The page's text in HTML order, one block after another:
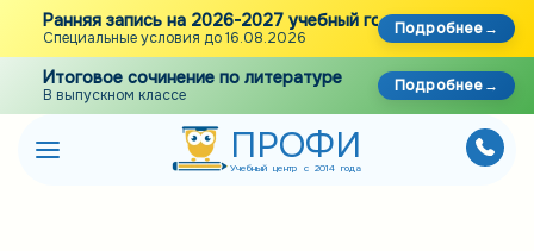
Ранняя запись на 2026-2027 учебный год
Специальные условия до 16.08.2026 Подробнее
Итоговое сочинение по литературе
В выпускном классе Подробнее
ПРОФИ
Учебный центр с 2014 года